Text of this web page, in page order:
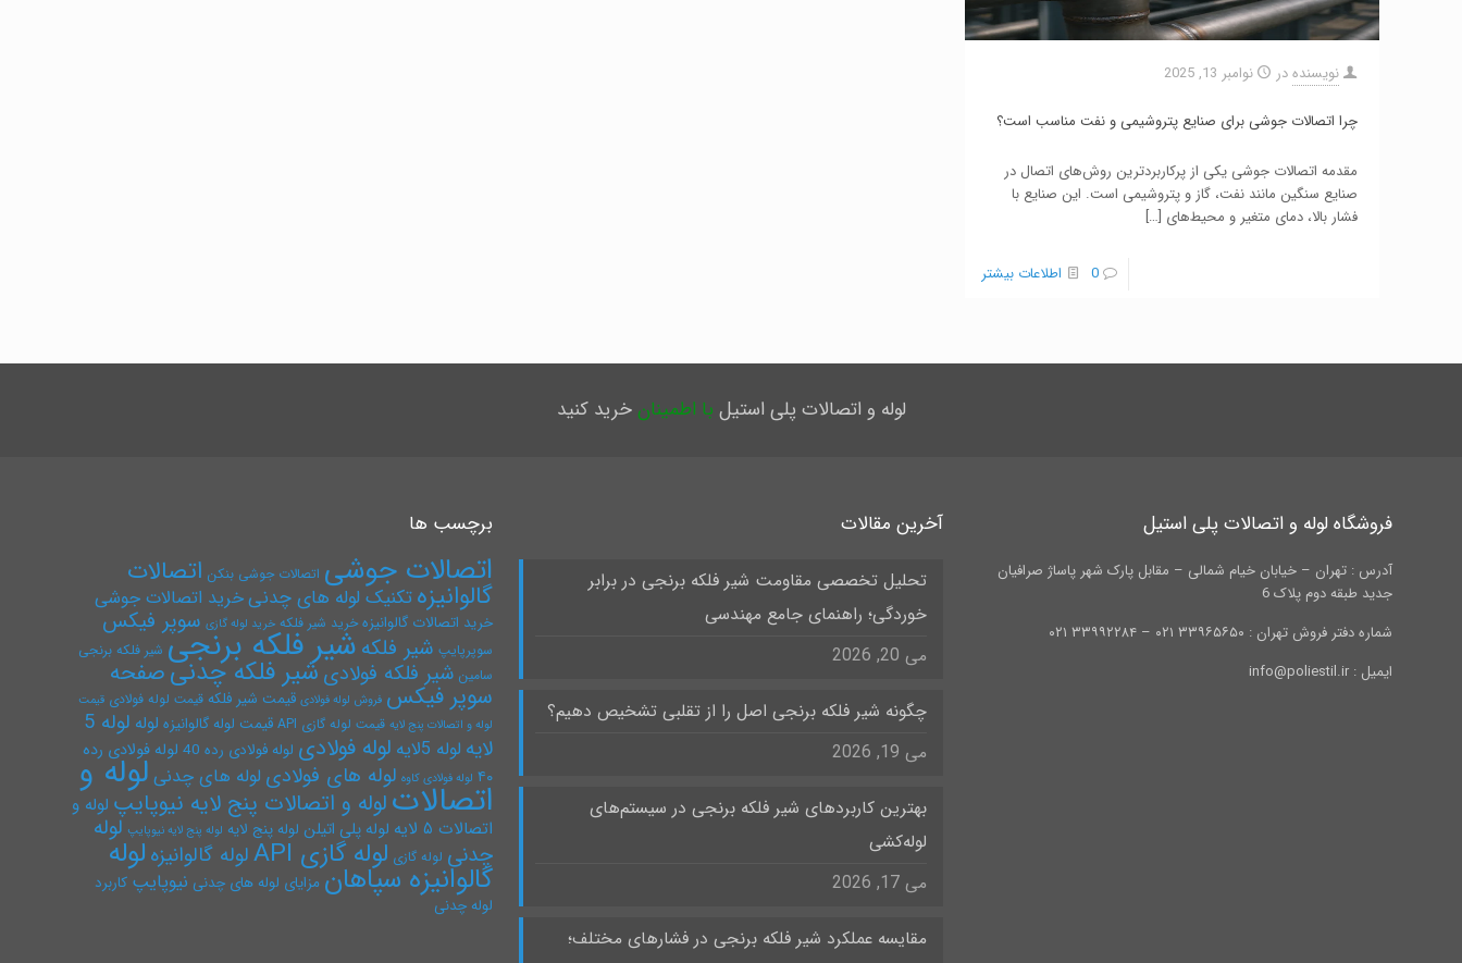
نویسندهدر نوامبر 13, 2025
چرا اتصالات جوشی برای صنایع پتروشیمی و نفت مناسب است؟
مقدمه اتصالات جوشی یکی از پرکاربردترین روش‌های اتصال در
صنایع سنگین مانند نفت، گاز و پتروشیمی است. این صنایع با
فشار بالا، دمای متغیر و محیط‌های […]
0 اطلاعات بیشتر
لوله و اتصالات پلی استیل با اطمینانخرید کنید
فروشگاه لوله و اتصالات پلی استیل
آدرس : تهران – خیابان خیام شمالی – مقابل پارک شهر پاساژ صرافیان
جدید طبقه دوم پلاک 6
شماره دفتر فروش تهران : ۳۳۹۶۵۶۵۰ ۰۲۱ – ۳۳۹۹۲۲۸۴ ۰۲۱
ایمیل : info@poliestil.ir
آخرین مقالات
تحلیل تخصصی مقاومت شیر فلکه برنجی در برابر
خوردگی؛ راهنمای جامع مهندسی
می 20, 2026
چگونه شیر فلکه برنجی اصل را از تقلبی تشخیص دهیم؟
می 19, 2026
بهترین کاربردهای شیر فلکه برنجی در سیستم‌های
لوله‌کشی
می 17, 2026
مقایسه عملکرد شیر فلکه برنجی در فشارهای مختلف؛
برچسب ها
اتصالات جوشی اتصالات جوشی بنکن اتصالات
گالوانیزهتکنیک لوله های چدنیخرید اتصالات جوشی
خرید اتصالات گالوانیزه خرید شیر فلکه خرید لوله گازی سوپر فیکس
سوپرپایپ شیر فلکه شیر فلکه برنجی شیر فلکه برنجی
سامین شیر فلکه فولادیشیر فلکه چدنیصفحه
سوپر فیکس فروش لوله فولادی قیمت شیر فلکه قیمت لوله فولادی قیمت
لوله و اتصالات پنج لایه قیمت لوله گازی API قیمت لوله گالوانیزه لوله
لوله 5
لایه لوله 5لایه لوله فولادی لوله فولادی رده 40
لوله فولادی رده
۴۰ لوله فولادی کاوه لوله های فولادی لوله های چدنی لوله و
اتصالاتلوله و اتصالات پنج لایه نیوپایپ لوله و
اتصالات ۵ لایه
لوله پلی اتیلن لوله پنج لایه لوله پنج لایه نیوپایپ لوله
چدنی لوله گازی لوله گازی API لوله گالوانیزه لوله
گالوانیزه سپاهان مزایای لوله های چدنی نیوپایپ کاربرد
لوله چدنی